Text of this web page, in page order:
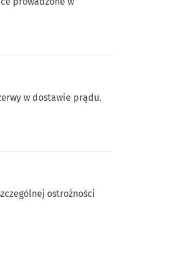
w dostawie prądu.
ostrożności